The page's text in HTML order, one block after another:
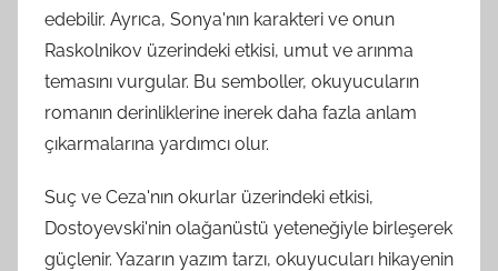
edebilir. Ayrıca, Sonya'nın karakteri ve onun
Raskolnikov üzerindeki etkisi, umut ve arınma
temasını vurgular. Bu semboller, okuyucuların
romanın derinliklerine inerek daha fazla anlam
çıkarmalarına yardımcı olur.
Suç ve Ceza'nın okurlar üzerindeki etkisi,
Dostoyevski'nin olağanüstü yeteneğiyle birleşerek
güçlenir. Yazarın yazım tarzı, okuyucuları hikayenin